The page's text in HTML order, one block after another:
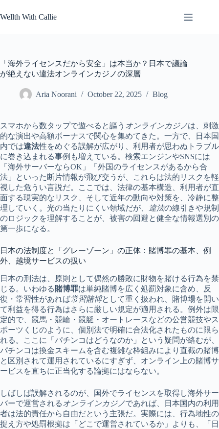
to
content
Wellth With Callie
「海外ライセンスだから安全」は本当か？日本で議論
が絶えない違法オンラインカジノの深層
Aria Noorani October 22, 2025 Blog
スマホから数タップで遊べると謳う オンラインカジノは、刺激
的な演出や高額ボーナスで関心を集めてきた。一方で、日本国
内では違法性をめぐる誤解が広がり、利用者が思わぬトラブル
に巻き込まれる事例も増えている。検索エンジンやSNSには
「海外サーバーならOK」「外国のライセンスがあるから合
法」といった断片情報が飛び交うが、これらは法的リスクを軽
視した危うい言説だ。ここでは、法律の基本構造、利用者が直
面する現実的なリスク、そして近年の動向や対策を、冷静に整
理していく。光の当たりにくい領域だが、
違法の線引きや規制
のロジックを理解することが、被害の回避と健全な情報選別の
第一歩になる。
日本の法制度と「グレーゾーン」の正体：賭博罪の基本、例
外、越境サービスの扱い
日本の刑法は、原則として偶然の勝敗に財物を賭ける行為を禁
じる。いわゆる賭博罪は単純賭博を広く処罰対象に含め、反
復・常習性があれば常習賭博として重く扱われ、賭博場を開い
て利益を得る行為はさらに厳しい規定が適用される。例外は限
定的で、競馬・競輪・競艇・オートレースなどの公営競技やス
ポーツくじのように、個別法で明確に合法化されたものに限ら
れる。ここに「パチンコはどうなのか」という疑問が絡むが、
パチンコは換金スキームを含む複雑な枠組みにより直截の賭博
と区別されて運用されているにすぎず、オンライン上の賭博サ
ービスを直ちに正当化する論拠にはならない。
しばしば誤解されるのが、国外でライセンスを取得し海外サー
バーで運営されるオンラインカジノであれば、日本国内の利用
者は法的責任から自由だという主張だ。実際には、行為地性の
捉え方や処罰根拠は「どこで運営されているか」よりも、「日